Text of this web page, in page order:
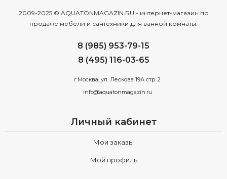
2009-2025 © AQUATONMAGAZIN.RU - интернет-магазин по
продаже мебели и сантехники для ванной комнаты.
8 (985) 953-79-15
8 (495) 116-03-65
г.Москва, ул. Лескова 19А стр. 2
info@aquatonmagazin.ru
Личный кабинет
Мои заказы
Мой профиль